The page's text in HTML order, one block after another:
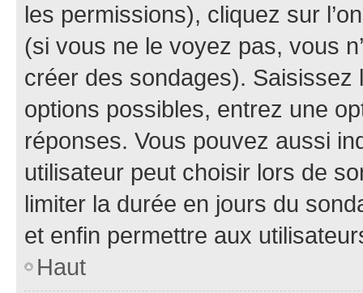
les permissions), cliquez sur
(si vous ne le voyez pas, vous
créer des sondages).
options possibles, entrez une
réponses. Vous pouvez aussi
utilisateur peut choisir lors de
limiter la durée en jours du
et enfin permettre aux
Haut